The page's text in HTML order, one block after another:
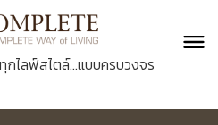
ไลฟ์สไตล์...แบบครบวงจร